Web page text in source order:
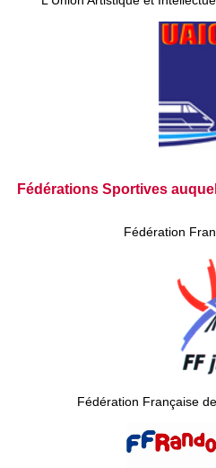
Fédérations Sportives
Fédération
Fédération Française